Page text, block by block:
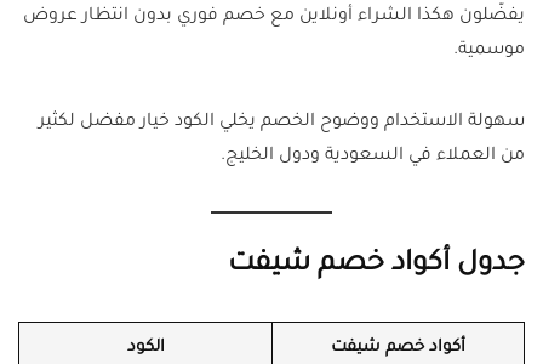
يفضّلون هكذا الشراء أونلاين مع خصم فوري بدون انتظار عروض
موسمية.
سهولة الاستخدام ووضوح الخصم يخلي الكود خيار مفضل لكثير
من العملاء في السعودية ودول الخليج.
جدول أكواد خصم شيفت
أكواد خصم شيفت الكود